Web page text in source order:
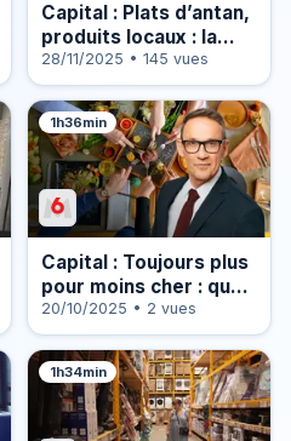
Capital : Plats d’antan,
produits locaux : la
tradition fait recette !
28/11/2025 • 145 vues
1h36min
Capital : Toujours plus
pour moins cher : que
valent les nouveaux
bons plans resto ?
20/10/2025 • 2 vues
1h34min